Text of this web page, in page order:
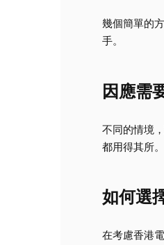
幾個簡單的
手。
因應需
不同的情境
都用得其所。
如何選
在考慮香港